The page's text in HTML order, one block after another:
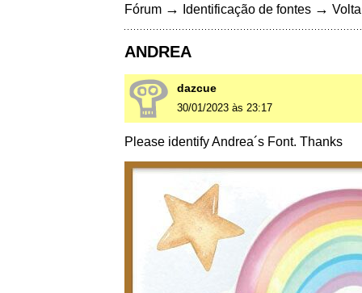
Fórum → Identificação de fontes →
ANDREA
dazcue
30/01/2023 às 23:17
Please identify Andrea´s Font. Thanks